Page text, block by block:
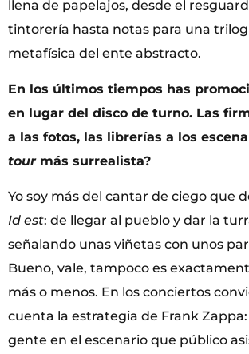
llena de papelajos, desde el
tintorería hasta notas para una
metafísica del ente abstracto.
En los últimos tiempos has
en lugar del disco de turno. Las
a las fotos, las librerías a los
tourmás surrealista?
Yo soy más del cantar de ciego que
Id est: de llegar al pueblo y dar la
señalando unas viñetas con unos
Bueno, vale, tampoco es
más o menos. En los conciertos
cuenta la estrategia de Frank
gente en el escenario que público